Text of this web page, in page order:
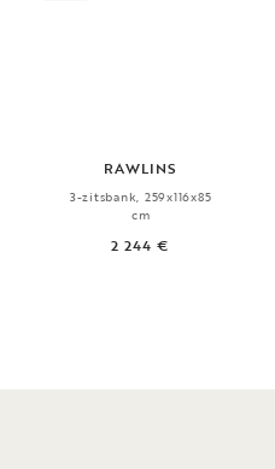
RAWLINS
3-zitsbank, 259x116x85
cm
2 244 €